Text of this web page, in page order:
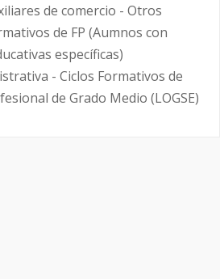
de comercio - Otros
de FP (Aumnos con
específicas)
- Ciclos Formativos de
de Grado Medio (LOGSE)